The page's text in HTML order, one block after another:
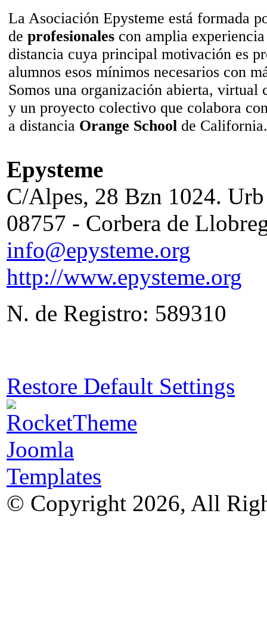
La Asociación Epysteme está formada
de profesionales con amplia
distancia cuya principal motivación es
alumnos esos mínimos necesarios con
Somos una organización abierta, virtual
y un proyecto colectivo que colabora
a distancia Orange School de California.
Epysteme
C/Alpes, 28 Bzn 1024.
08757 - Corbera de
info@epysteme.org
http://www.epysteme.org
N. de Registro: 589310
Restore Default Settings
© Copyright 2026, All